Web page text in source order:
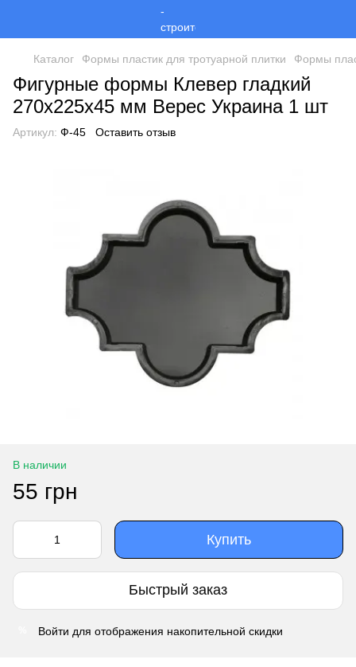
Каталог Формы пластик для тротуарной плитки Формы
Фигурные формы Клевер гладкий
270х225х45 мм Верес Украина 1 шт
Артикул: Ф-45 Оставить отзыв
В наличии
55 грн
Купить
Быстрый заказ
Войти для отображения накопительной скидки